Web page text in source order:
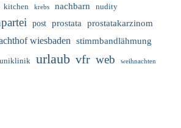
kitchen krebs nachbarn nudity
post prostata prostatakarzinom
wiesbaden stimmbandlähmung
uniklinik urlaub vfr web weihnachten